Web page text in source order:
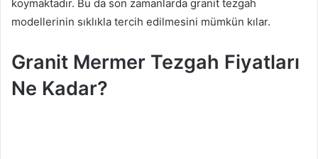
koymaktadır. Bu da son zamanlarda granit tezgah
modellerinin sıklıkla tercih edilmesini mümkün kılar.
Granit Mermer Tezgah Fiyatları
Ne Kadar?